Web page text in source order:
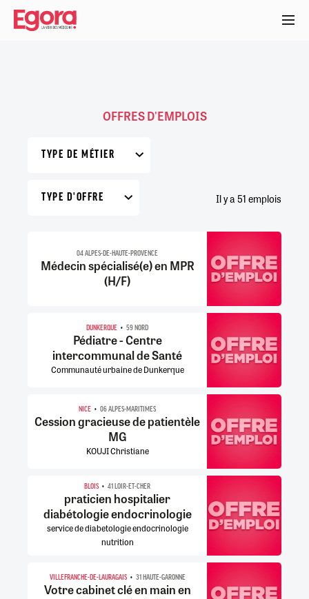
Aller
contenu
OFFRES D'EMPLOIS
TYPE DE MÉTIER
TYPE D'OFFRE Il y a 51 emplois
04 ALPES-DE-HAUTE-PROVENCE
Médecin spécialisé(e) en MPR
(H/F)
DUNKERQUE 59 NORD
Pédiatre - Centre
intercommunal de Santé
Communauté urbaine de Dunkerque
NICE 06 ALPES-MARITIMES
Cession gracieuse de patientèle
MG
KOUJI Christiane
BLOIS 41 LOIR-ET-CHER
praticien hospitalier
diabétologie endocrinologie
service de diabetologie endocrinologie
nutrition
VILLEFRANCHE-DE-LAURAGAIS 31 HAUTE-GARONNE
Votre cabinet clé en main en